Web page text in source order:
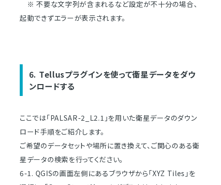
※ 不要な文字列が含まれるなど設定が不十分の場合、
起動できずエラーが表示されます。
6. Tellusプラグインを使って衛星データをダウ
ンロードする
ここでは「PALSAR-2_L2.1」を用いた衛星データのダウン
ロード手順をご紹介します。
ご希望のデータセットや場所に置き換えて、ご関心のある衛
星データの検索を行ってください。
6-1. QGISの画面左側にあるブラウザから「XYZ Tiles」を